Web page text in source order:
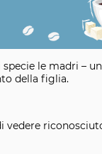
le madri –
della figlia.
vedere